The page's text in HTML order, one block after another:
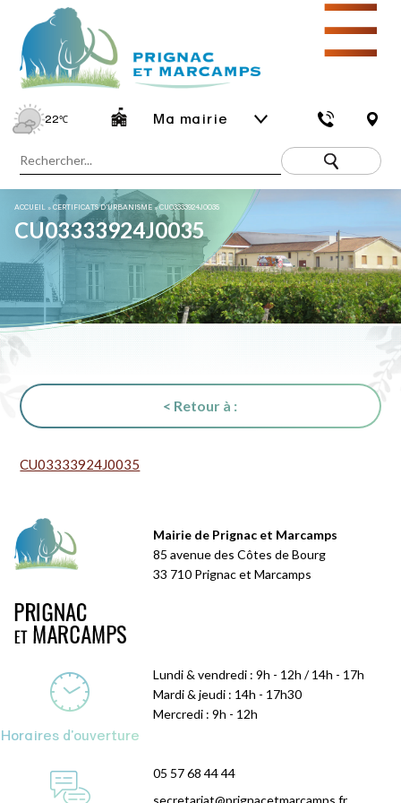
22℃ Ma mairie
☰
ACCUEIL »CERTIFICATS D’URBANISME»CU03333924J0035
CU03333924J0035
< Retour à :
CU03333924J0035
Mairie de Prignac et Marcamps
85 avenue des Côtes de Bourg
33 710 Prignac et Marcamps
Horaires d'ouverture
Lundi & vendredi : 9h - 12h / 14h - 17h
Mardi & jeudi : 14h - 17h30
Mercredi : 9h - 12h
05 57 68 44 44